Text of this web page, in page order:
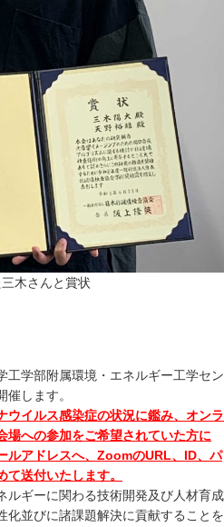
木さんと賞状
工学部附属環境・エネルギー工学セン
します。
イルス感染症の状況に鑑み、オンラ
場への参加をご希望されていた方に
ルアドレスへ、ZoomのURL、ID、パ
送付いたします。
ギーに関わる技術開発及び人材育成
化並びに諸課題解決に貢献することを